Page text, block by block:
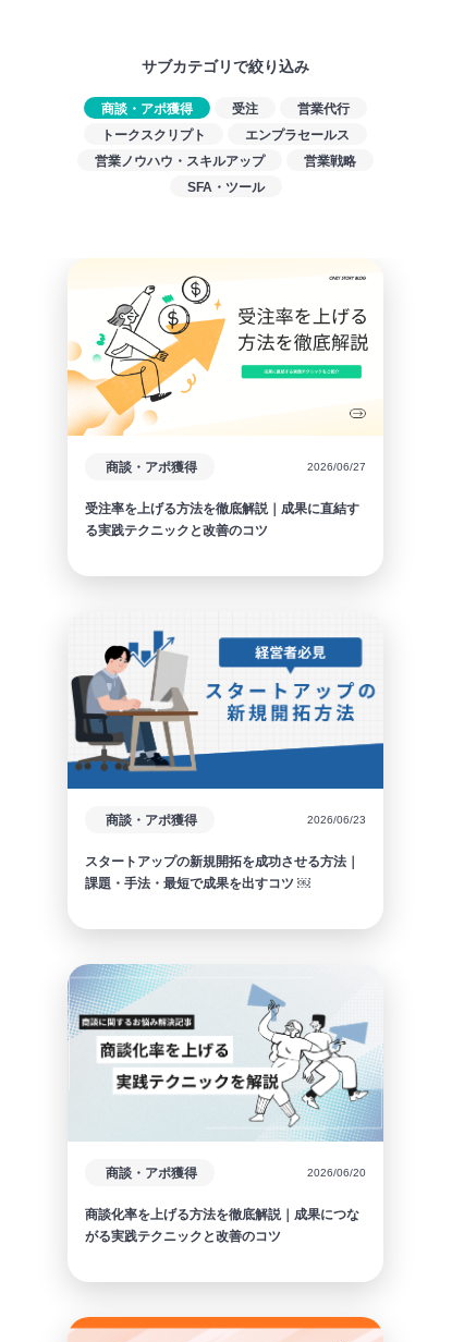
サブカテゴリで絞り込み
商談・アポ獲得 受注
営業代行
トークスクリプト
エンプラセールス
営業ノウハウ・スキルアップ
営業戦略
SFA・ツール
商談・アポ獲得 2026/06/27
受注率を上げる方法を徹底解説｜成果に直結す
る実践テクニックと改善のコツ
商談・アポ獲得 2026/06/23
スタートアップの新規開拓を成功させる方法｜
課題・手法・最短で成果を出すコツ ￼
商談・アポ獲得 2026/06/20
商談化率を上げる方法を徹底解説｜成果につな
がる実践テクニックと改善のコツ